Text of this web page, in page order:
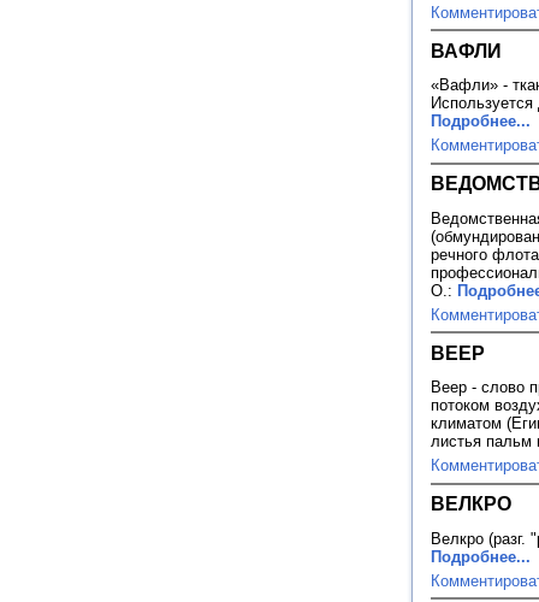
ВАФЛИ
«Вафли» -
Подробнее...
речного
О.:
ВЕЕР
Веер - слово
потоком
климатом
листья пальм
ВЕЛКРО
Велкро (разг.
Подробнее...